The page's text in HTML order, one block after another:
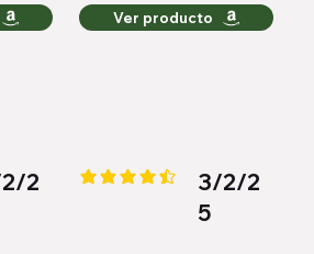
Ver producto
es 4.2 de 5
2
la calificación promedio es 4.4
3/2/2
5